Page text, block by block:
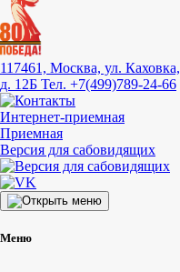
117461, Москва, ул. Каховка,
д. 12Б Тел. +7(499)789-24-66
Интернет-приемная
Приемная
Версия для сабовидящих
Меню